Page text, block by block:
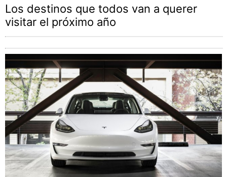
Los destinos que todos van a querer
visitar el próximo año